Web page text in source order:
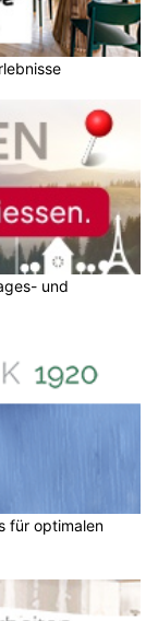
und
für optimalen